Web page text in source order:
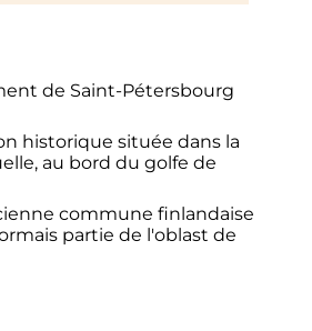
памятники
1977
Lieven,
History of Russia:
Imperial Russia, 1689-1917,
University Press, 2006
Territorial Division
Oblast,p. 33–34
de Saint-Pétersbourg
historique située dans la
au bord du golfe de
commune finlandaise
partie de l'oblast de